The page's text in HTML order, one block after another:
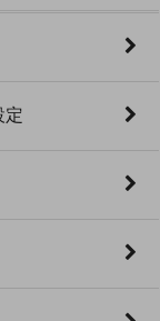
定